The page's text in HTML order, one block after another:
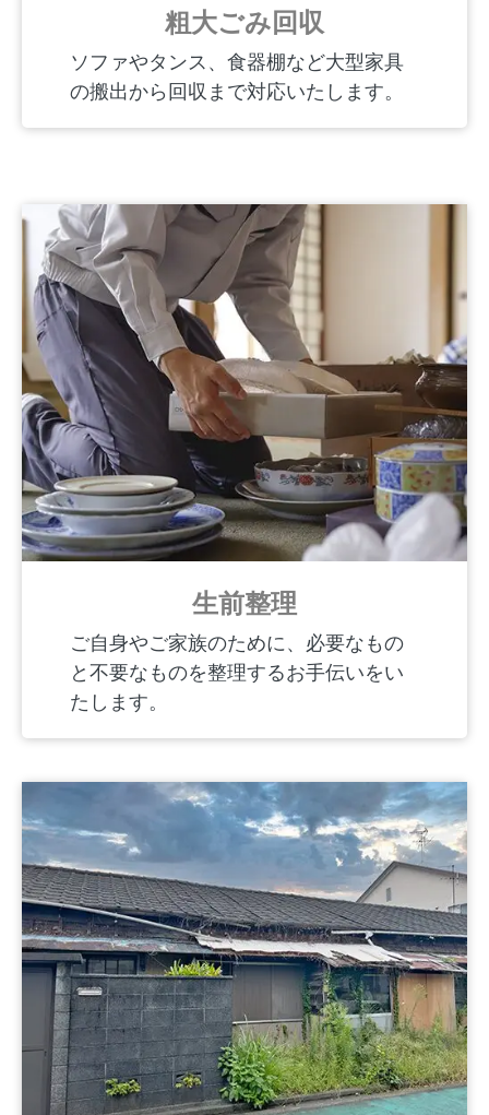
粗大ごみ回収
ソファやタンス、食器棚など大型家具
の搬出から回収まで対応いたします。
生前整理
ご自身やご家族のために、必要なもの
と不要なものを整理するお手伝いをい
たします。